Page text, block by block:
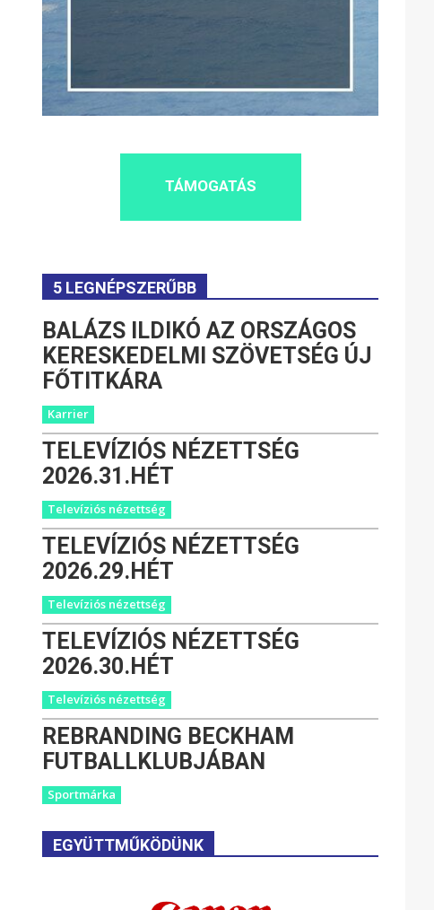
TÁMOGATÁS
5 LEGNÉPSZERŰBB
BALÁZS ILDIKÓ AZ ORSZÁGOS
KERESKEDELMI SZÖVETSÉG ÚJ
FŐTITKÁRA
Karrier
TELEVÍZIÓS NÉZETTSÉG
2026.31.HÉT
Televíziós nézettség
TELEVÍZIÓS NÉZETTSÉG
2026.29.HÉT
Televíziós nézettség
TELEVÍZIÓS NÉZETTSÉG
2026.30.HÉT
Televíziós nézettség
REBRANDING BECKHAM
FUTBALLKLUBJÁBAN
Sportmárka
EGYÜTTMŰKÖDÜNK